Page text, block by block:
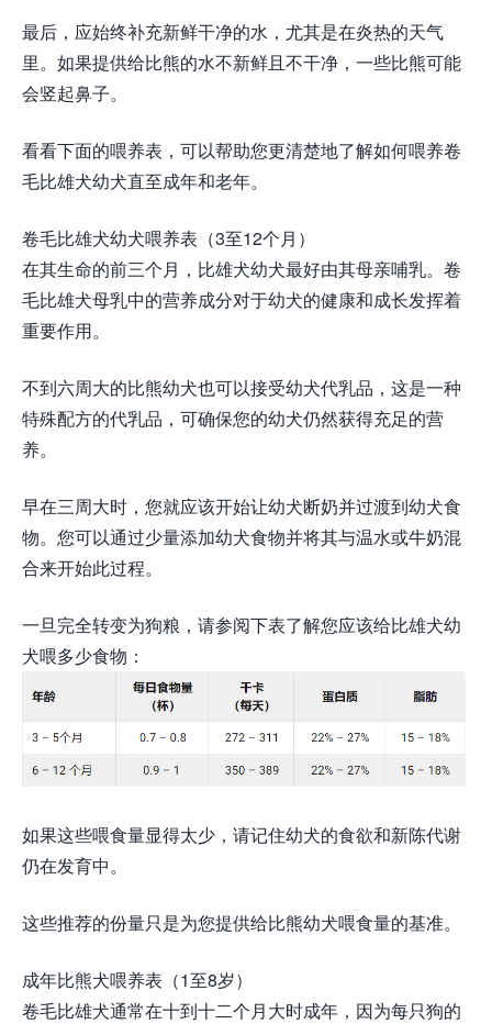
最后，应始终补充新鲜干净的水，尤其是在炎热的天气
里。如果提供给比熊的水不新鲜且不干净，一些比熊可能
会竖起鼻子。
看看下面的喂养表，可以帮助您更清楚地了解如何喂养卷
毛比雄犬幼犬直至成年和老年。
卷毛比雄犬幼犬喂养表（3至12个月）
在其生命的前三个月，比雄犬幼犬最好由其母亲哺乳。卷
毛比雄犬母乳中的营养成分对于幼犬的健康和成长发挥着
重要作用。
不到六周大的比熊幼犬也可以接受幼犬代乳品，这是一种
特殊配方的代乳品，可确保您的幼犬仍然获得充足的营
养。
早在三周大时，您就应该开始让幼犬断奶并过渡到幼犬食
物。您可以通过少量添加幼犬食物并将其与温水或牛奶混
合来开始此过程。
一旦完全转变为狗粮，请参阅下表了解您应该给比雄犬幼
犬喂多少食物：
如果这些喂食量显得太少，请记住幼犬的食欲和新陈代谢
仍在发育中。
这些推荐的份量只是为您提供给比熊幼犬喂食量的基准。
成年比熊犬喂养表（1至8岁）
卷毛比雄犬通常在十到十二个月大时成年，因为每只狗的